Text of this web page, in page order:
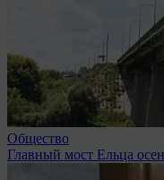
Общество
Главный мост Ельца